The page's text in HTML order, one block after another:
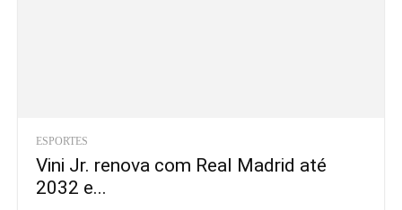
ESPORTES
Vini Jr. renova com Real Madrid até
2032 e...